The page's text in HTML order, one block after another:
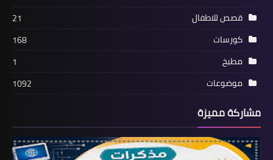
قصص للاطفال
21
كورسات
168
مطبخ
1
موضوعات
1092
مشاركة مميزة